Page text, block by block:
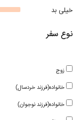
خیلی بد
نوع سفر
زوج
خانواده(فرزند خردسال)
خانواده(فرزند نوجوان)